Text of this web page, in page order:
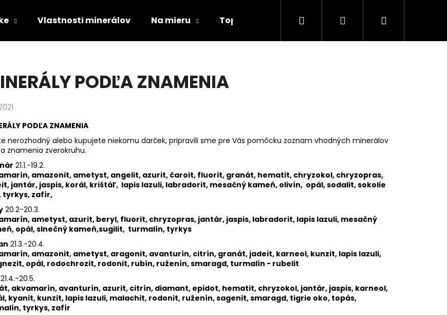
Vlastnosti minerálov Na mieru TopTob KontaktyHľadať PrihlásenieNákupný
PODĽA ZNAMENIA
PODĽA ZNAMENIA
nerozhodný alebo kupujete niekomu darček, pripravili sme pre Vás pomôcku zoznam vhodných minerálov
znamenia zverokruhu.
21.1.-19.2.
amazonit, ametyst, angelit, azurit, čaroit, fluorit, granát, hematit, chryzokol, chryzopras,
jantár, jaspis, korál, krištáľ, lapis lazuli, labradorit, mesačný kameň, olivín, opál, sodalit, sokolie
tyrkys, zafír,
20.2-20.3.
ametyst, azurit, beryl, fluorit, chryzopras, jantár, jaspis, labradorit, lapis lazuli, mesačný
opál, slnečný kameň,sugilit, turmalín, tyrkys
21.3.-20.4.
amazonit, ametyst, aragonit, avanturín, citrín, granát, jadeit, karneol, kunzit, lapis lazuli,
opál, rodochrozit, rodonit, rubín, ruženín, smaragd, turmalín - rubelit
21.4.-20.5.
akvamarín, avanturín, azurit, citrín, diamant, epidot, hematit, chryzokol, jantár, jaspis, karneol,
kyanit, kunzit, lapis lazuli, malachit, rodonit, ruženín, sagenit, smaragd, tigrie oko, topás,
tyrkys, zafír
Odporúčame
NÁRAMOK Z RUŽENÍNU A
S MOSADZNOU KORUNKOU
ZIRKONMI V ZLATOM
PÁNSKY NÁRAMOK NAJOBĽÚBENEJŠÍ MIX
Z MINERÁLOV ACHÁT, ÓNYX, HEMATIT,
€30